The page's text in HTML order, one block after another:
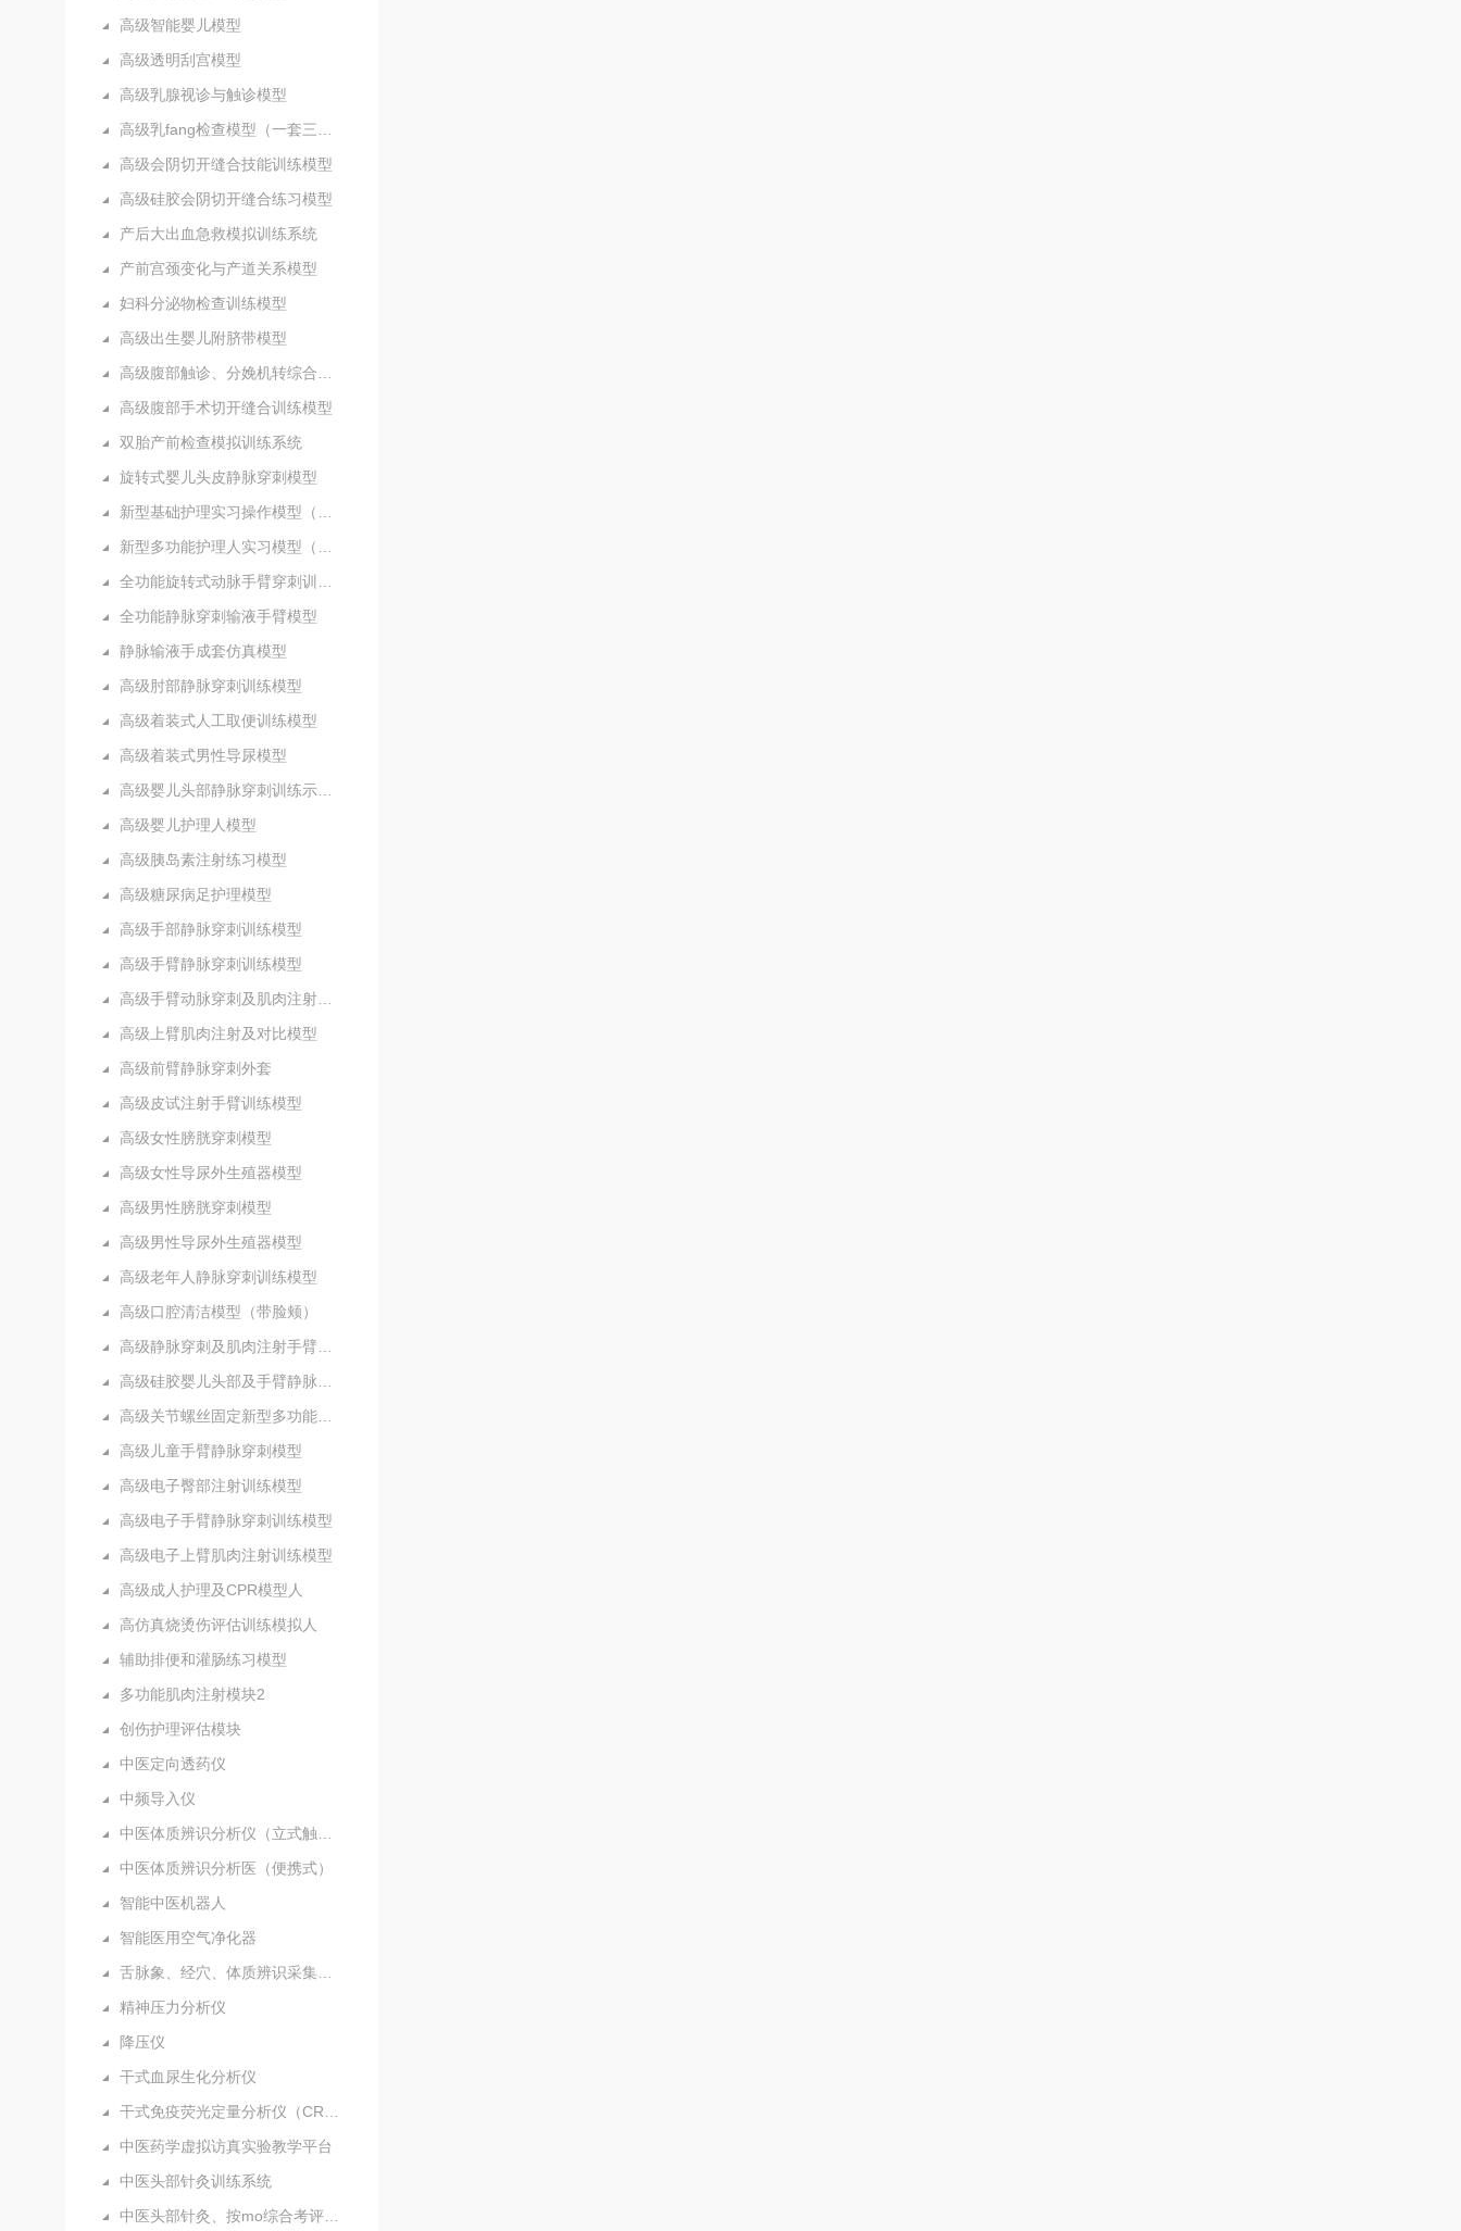
高级智能婴儿模型
高级透明刮宫模型
高级乳腺视诊与触诊模型
高级会阴切开缝合技能训练模型
高级硅胶会阴切开缝合练习模型
产后大出血急救模拟训练系统
产前宫颈变化与产道关系模型
妇科分泌物检查训练模型
高级出生婴儿附脐带模型
高级腹部手术切开缝合训练模型
双胎产前检查模拟训练系统
旋转式婴儿头皮静脉穿刺模型
全功能静脉穿刺输液手臂模型
静脉输液手成套仿真模型
高级肘部静脉穿刺训练模型
高级着装式人工取便训练模型
高级着装式男性导尿模型
高级婴儿护理人模型
高级胰岛素注射练习模型
高级糖尿病足护理模型
高级手部静脉穿刺训练模型
高级手臂静脉穿刺训练模型
高级上臂肌肉注射及对比模型
高级前臂静脉穿刺外套
高级皮试注射手臂训练模型
高级女性膀胱穿刺模型
高级女性导尿外生殖器模型
高级男性膀胱穿刺模型
高级男性导尿外生殖器模型
高级老年人静脉穿刺训练模型
高级口腔清洁模型（带脸颊）
高级儿童手臂静脉穿刺模型
高级电子臀部注射训练模型
高级电子手臂静脉穿刺训练模型
高级电子上臂肌肉注射训练模型
高级成人护理及CPR模型人
高仿真烧烫伤评估训练模拟人
辅助排便和灌肠练习模型
多功能肌肉注射模块2
创伤护理评估模块
中医定向透药仪
中频导入仪
中医体质辨识分析医（便携式）
智能中医机器人
智能医用空气净化器
精神压力分析仪
降压仪
干式血尿生化分析仪
中医药学虚拟访真实验教学平台
中医头部针灸训练系统